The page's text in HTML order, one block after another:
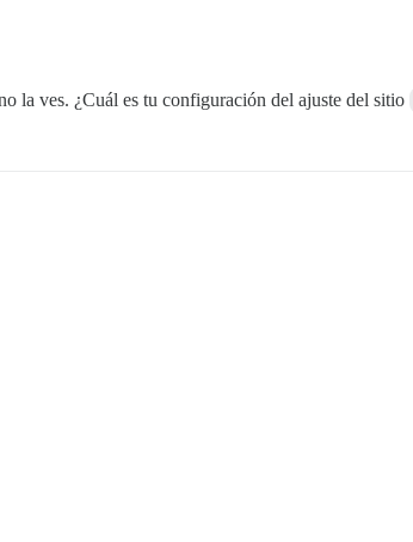
la ves. ¿Cuál es tu configuración del ajuste del sitio